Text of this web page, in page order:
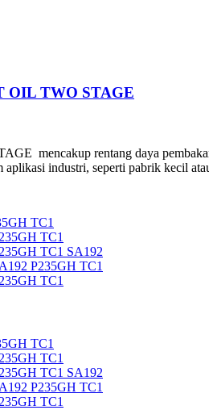
OIL TWO STAGE
mencakup rentang daya
industri, seperti pabrik kecil
TC1
TC1
TC1 SA192
P235GH TC1
TC1
TC1
TC1
TC1 SA192
P235GH TC1
TC1